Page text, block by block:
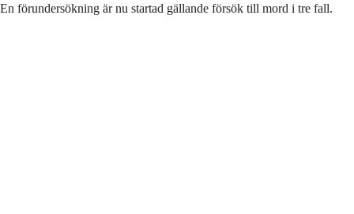
En förundersökning är nu startad gällande försök till mord i tre fall.